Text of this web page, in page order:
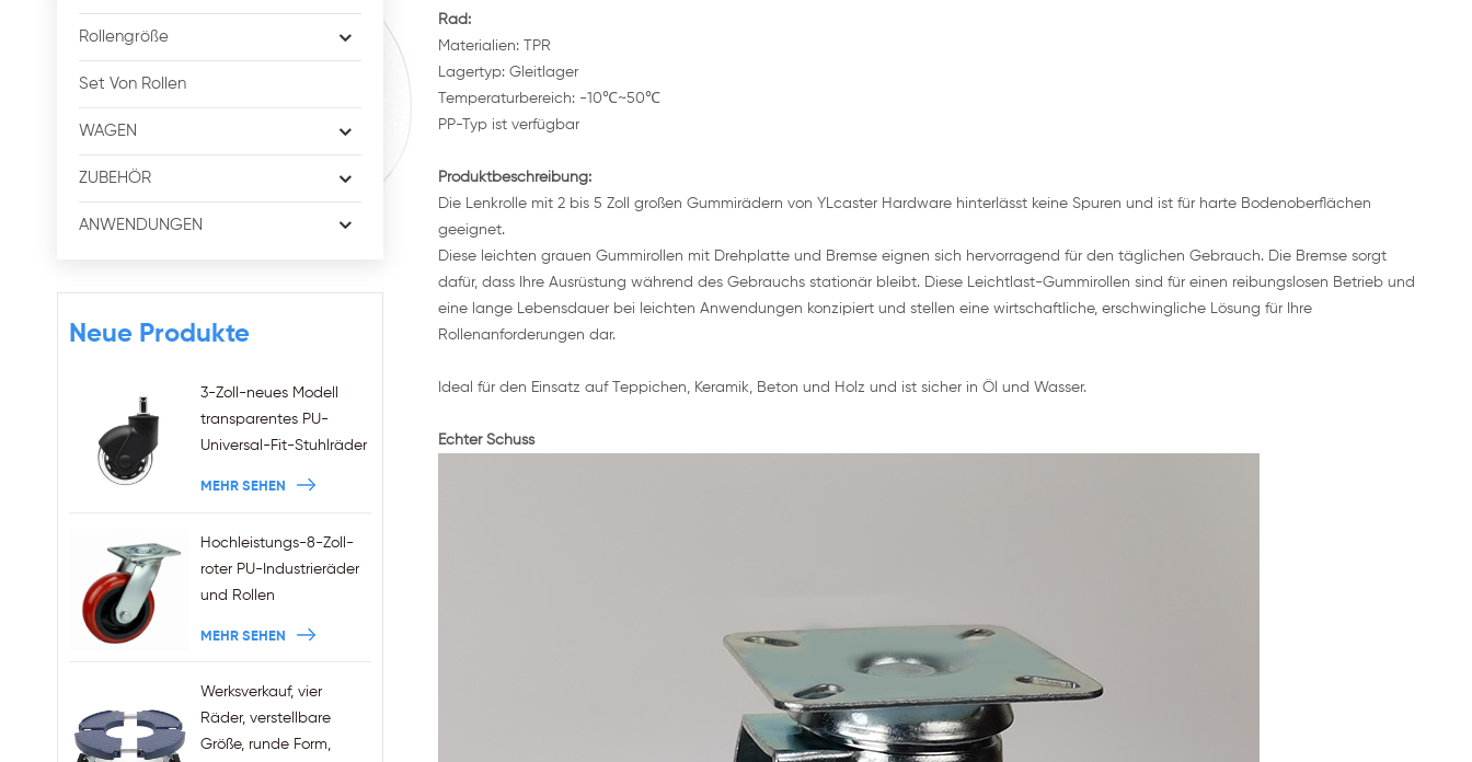
Rollengröße
Set Von Rollen
WAGEN
ZUBEHÖR
ANWENDUNGEN
Neue Produkte
3-Zoll-neues Modell
transparentes PU-
Universal-Fit-Stuhlräder
MEHR SEHEN
Hochleistungs-8-Zoll-
roter PU-Industrieräder
und Rollen
MEHR SEHEN
Werksverkauf, vier
Räder, verstellbare
Größe, runde Form,
Rad:
Materialien: TPR
Lagertyp: Gleitlager
Temperaturbereich: -10℃~50℃
PP-Typ ist verfügbar
Produktbeschreibung:
Die Lenkrolle mit 2 bis 5 Zoll großen Gummirädern von YLcaster Hardware hinterlässt keine Spuren und ist für harte Bodenoberflächen
geeignet.
Diese leichten grauen Gummirollen mit Drehplatte und Bremse eignen sich hervorragend für den täglichen Gebrauch. Die Bremse sorgt
dafür, dass Ihre Ausrüstung während des Gebrauchs stationär bleibt. Diese Leichtlast-Gummirollen sind für einen reibungslosen Betrieb und
eine lange Lebensdauer bei leichten Anwendungen konzipiert und stellen eine wirtschaftliche, erschwingliche Lösung für Ihre
Rollenanforderungen dar.
Ideal für den Einsatz auf Teppichen, Keramik, Beton und Holz und ist sicher in Öl und Wasser.
Echter Schuss